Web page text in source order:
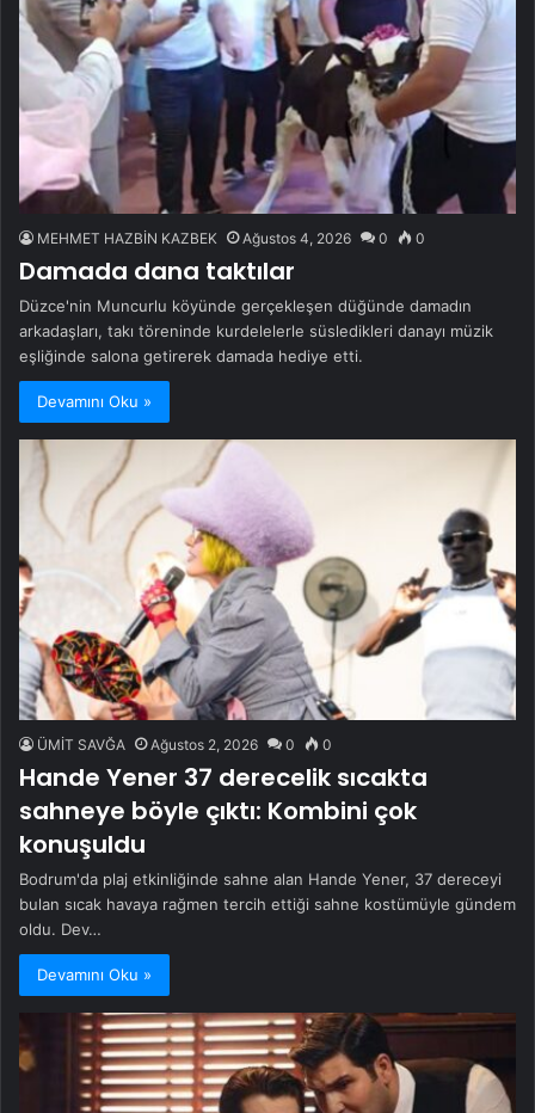
MEHMET HAZBİN KAZBEK Ağustos 4, 2026 0 0
Damada dana taktılar
Düzce'nin Muncurlu köyünde gerçekleşen düğünde damadın
arkadaşları, takı töreninde kurdelelerle süsledikleri danayı müzik
eşliğinde salona getirerek damada hediye etti.
Devamını Oku »
ÜMİT SAVĞA Ağustos 2, 2026 0 0
Hande Yener 37 derecelik sıcakta
sahneye böyle çıktı: Kombini çok
konuşuldu
Bodrum'da plaj etkinliğinde sahne alan Hande Yener, 37 dereceyi
bulan sıcak havaya rağmen tercih ettiği sahne kostümüyle gündem
oldu. Dev…
Devamını Oku »